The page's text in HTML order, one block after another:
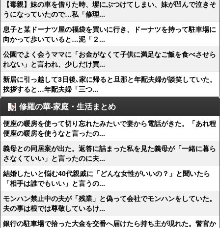
【毒親】妹の車を借りた時、塀にぶつけてしまい、妹が凹んで泣きそ
うになっていたので…私「修理...
息子と某ドーナツ屋の福袋を買いに行き、ドーナツを持って駐車場に
向かって歩いていると…泥「２...
公園でよく会うママに「お金がなくて子供に満足なご飯を食べさせら
れない」と言われ、少しだけ買...
新居に引っ越して3日後､家に帰ると旦那と年配夫婦が談笑していた。
挨拶すると…年配夫婦「三つ...
修羅の華-家庭・生活まとめ
便座の暖房を使って切り忘れたみたいで妻から電話がきた。「あれ程
便座の暖房を使うなと言ったの...
義母との同居案が出た。返答に詰まった私を見た義母が「一緒に暮ら
さなくていい」と言ったのに夫...
結婚したいと悩む40代親戚に「どんな女性がいいの？」と聞いたら
「相手は誰でもいい」と言うの...
モンハン禁止中の夫が「残業」と偽って会社でモンハンをしていた。
夫の事は根では尊敬しているけ...
銀行の駐車場で拾った大金を交番へ届けたら持ち主が現れた。警官か